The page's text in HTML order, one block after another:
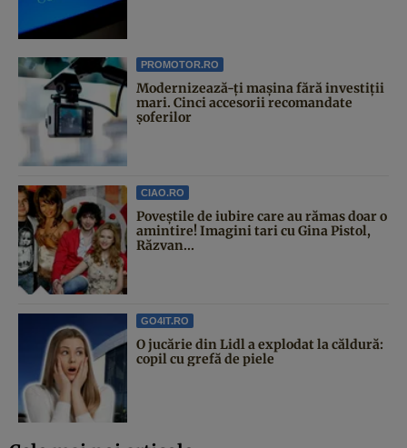
PROMOTOR.RO
Modernizează-ți mașina fără investiții
mari. Cinci accesorii recomandate
șoferilor
CIAO.RO
Poveştile de iubire care au rămas doar o
amintire! Imagini tari cu Gina Pistol,
Răzvan...
GO4IT.RO
O jucărie din Lidl a explodat la căldură:
copil cu grefă de piele